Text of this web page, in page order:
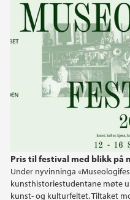
Pris til festival med blikk på
Under nyvinninga
kunsthistoriestudentane møte
kunst- og kulturfeltet. Tiltaket